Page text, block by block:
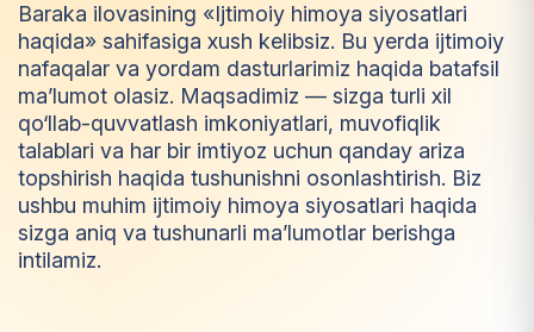
Baraka ilovasining «Ijtimoiy himoya siyosatlari
haqida» sahifasiga xush kelibsiz. Bu yerda ijtimoiy
nafaqalar va yordam dasturlarimiz haqida batafsil
ma’lumot olasiz. Maqsadimiz — sizga turli xil
qo‘llab-quvvatlash imkoniyatlari, muvofiqlik
talablari va har bir imtiyoz uchun qanday ariza
topshirish haqida tushunishni osonlashtirish. Biz
ushbu muhim ijtimoiy himoya siyosatlari haqida
sizga aniq va tushunarli ma’lumotlar berishga
intilamiz.